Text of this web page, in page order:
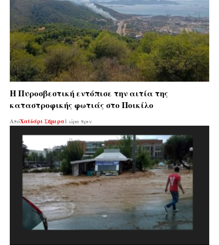
Η Πυροσβεστική εντόπισε την αιτία της
καταστροφικής φωτιάς στο Ποικίλο
ΑπόΧαϊδάρι Σήμερα1 ώρα πριν